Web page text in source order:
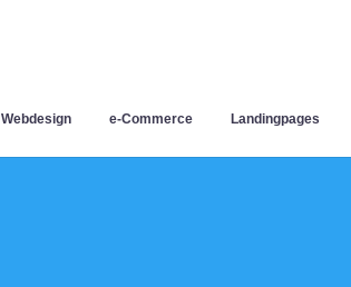
Webdesign e-Commerce Landingpages